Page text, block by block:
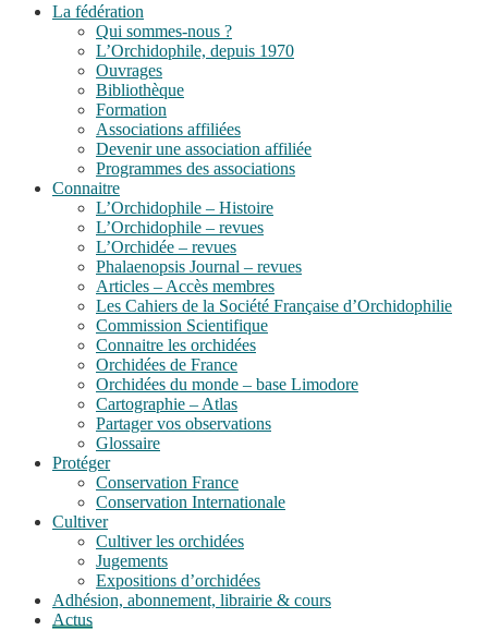
La fédération
Qui sommes-nous ?
L’Orchidophile, depuis 1970
Ouvrages
Bibliothèque
Formation
Associations affiliées
Devenir une association affiliée
Programmes des associations
Connaitre
L’Orchidophile – Histoire
L’Orchidophile – revues
L’Orchidée – revues
Phalaenopsis Journal – revues
Articles – Accès membres
Les Cahiers de la Société Française d’Orchidophilie
Commission Scientifique
Connaitre les orchidées
Orchidées de France
Orchidées du monde – base Limodore
Cartographie – Atlas
Partager vos observations
Glossaire
Protéger
Conservation France
Conservation Internationale
Cultiver
Cultiver les orchidées
Jugements
Expositions d’orchidées
Adhésion, abonnement, librairie & cours
Actus